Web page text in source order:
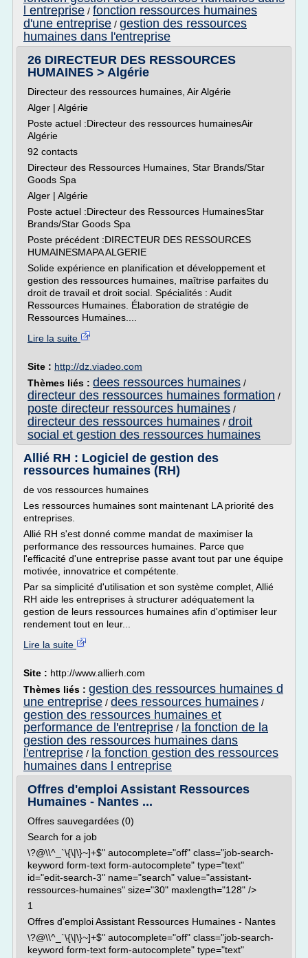
l entreprise / fonction ressources humaines
d'une entreprise / gestion des ressources
humaines dans l'entreprise
26 DIRECTEUR DES RESSOURCES
HUMAINES > Algérie
Directeur des ressources humaines, Air Algérie
Alger | Algérie
Poste actuel :Directeur des ressources humainesAir
Algérie
92 contacts
Directeur des Ressources Humaines, Star Brands/Star
Goods Spa
Alger | Algérie
Poste actuel :Directeur des Ressources HumainesStar
Brands/Star Goods Spa
Poste précédent :DIRECTEUR DES RESSOURCES
HUMAINESMAPA ALGERIE
Solide expérience en planification et développement et
gestion des ressources humaines, maîtrise parfaites du
droit de travail et droit social. Spécialités : Audit
Ressources Humaines. Élaboration de stratégie de
Ressources Humaines....
Lire la suite
Site : http://dz.viadeo.com
Thèmes liés : dees ressources humaines /
directeur des ressources humaines formation /
poste directeur ressources humaines /
directeur des ressources humaines / droit
social et gestion des ressources humaines
Allié RH : Logiciel de gestion des
ressources humaines (RH)
de vos ressources humaines
Les ressources humaines sont maintenant LA priorité des
entreprises.
Allié RH s'est donné comme mandat de maximiser la
performance des ressources humaines. Parce que
l'efficacité d'une entreprise passe avant tout par une équipe
motivée, innovatrice et compétente.
Par sa simplicité d'utilisation et son système complet, Allié
RH aide les entreprises à structurer adéquatement la
gestion de leurs ressources humaines afin d'optimiser leur
rendement tout en leur...
Lire la suite
Site : http://www.allierh.com
Thèmes liés : gestion des ressources humaines d
une entreprise / dees ressources humaines /
gestion des ressources humaines et
performance de l'entreprise / la fonction de la
gestion des ressources humaines dans
l'entreprise / la fonction gestion des ressources
humaines dans l entreprise
Offres d'emploi Assistant Ressources
Humaines - Nantes ...
Offres sauvegardées (0)
Search for a job
\?@\\^_`\{\|\}~]+$" autocomplete="off" class="job-search-
keyword form-text form-autocomplete" type="text"
id="edit-search-3" name="search" value="assistant-
ressources-humaines" size="30" maxlength="128" />
1
Offres d'emploi Assistant Ressources Humaines - Nantes
\?@\\^_`\{\|\}~]+$" autocomplete="off" class="job-search-
keyword form-text form-autocomplete" type="text"